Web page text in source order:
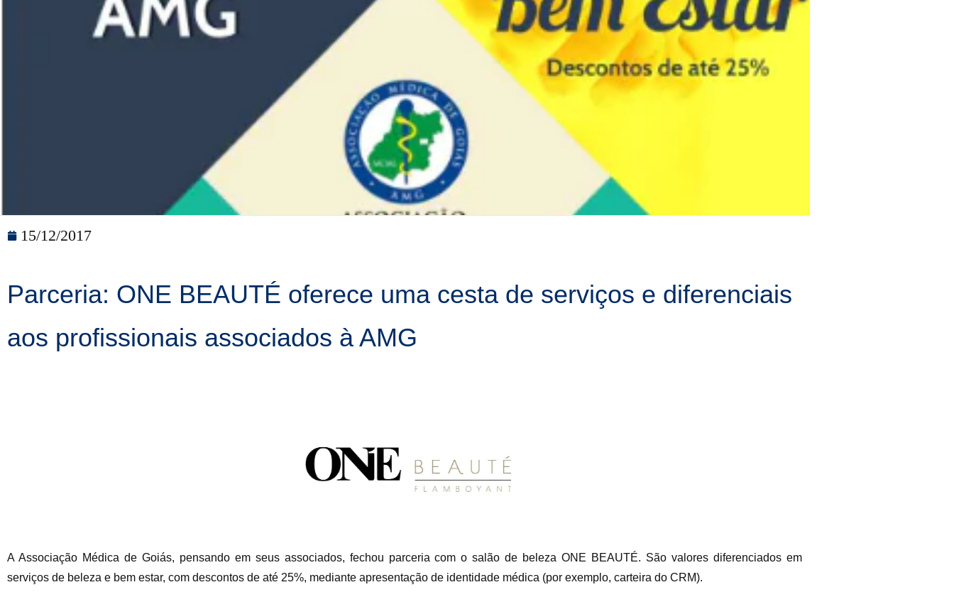
15/12/2017
Parceria: ONE BEAUTÉ oferece uma cesta de serviços e diferenciais
aos profissionais associados à AMG
A Associação Médica de Goiás, pensando em seus associados, fechou parceria com o salão de beleza ONE BEAUTÉ. São valores diferenciados em
serviços de beleza e bem estar, com descontos de até 25%, mediante apresentação de identidade médica (por exemplo, carteira do CRM).